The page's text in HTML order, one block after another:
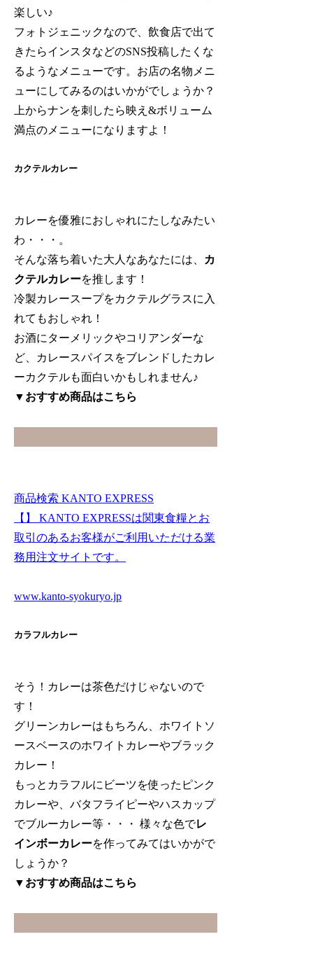
楽しい♪
フォトジェニックなので、飲食店で出て
きたらインスタなどのSNS投稿したくな
るようなメニューです。お店の名物メニ
ューにしてみるのはいかがでしょうか？
上からナンを刺したら映え&ボリューム
満点のメニューになりますよ！
カクテルカレー
カレーを優雅におしゃれにたしなみたい
わ・・・。
そんな落ち着いた大人なあなたには、
カ
クテルカレーを推します！
冷製カレースープをカクテルグラスに入
れてもおしゃれ！
お酒にターメリックやコリアンダーな
ど、カレースパイスをブレンドしたカレ
ーカクテルも面白いかもしれません♪
▼おすすめ商品はこちら
商品検索 KANTO EXPRESS
【】 KANTO EXPRESSは関東食糧とお
取引のあるお客様がご利用いただける業
務用注文サイトです。
www.kanto-syokuryo.jp
カラフルカレー
そう！カレーは茶色だけじゃないので
す！
グリーンカレーはもちろん、ホワイトソ
ースベースのホワイトカレーやブラック
カレー！
もっとカラフルにビーツを使ったピンク
カレーや、バタフライピーやハスカップ
でブルーカレー等・・・ 様々な色でレ
インボーカレーを作ってみてはいかがで
しょうか？
▼おすすめ商品はこちら